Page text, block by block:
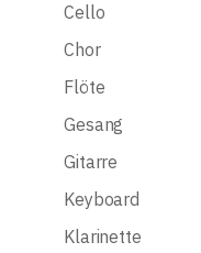
Cello
Chor
Flöte
Gesang
Gitarre
Keyboard
Klarinette